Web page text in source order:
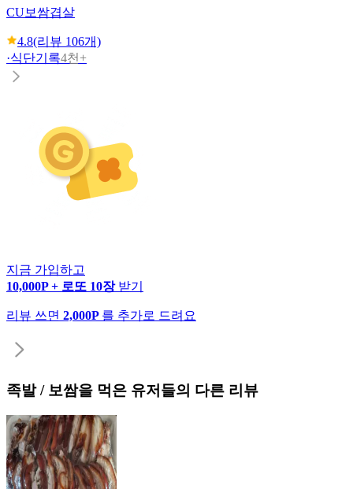
CU보쌈겹살
4.8(리뷰 106개)
·식단기록4천+
지금 가입하고
10,000P + 로또 10장 받기
리뷰 쓰면 2,000P 를 추가로 드려요
족발 / 보쌈을 먹은 유저들의 다른 리뷰